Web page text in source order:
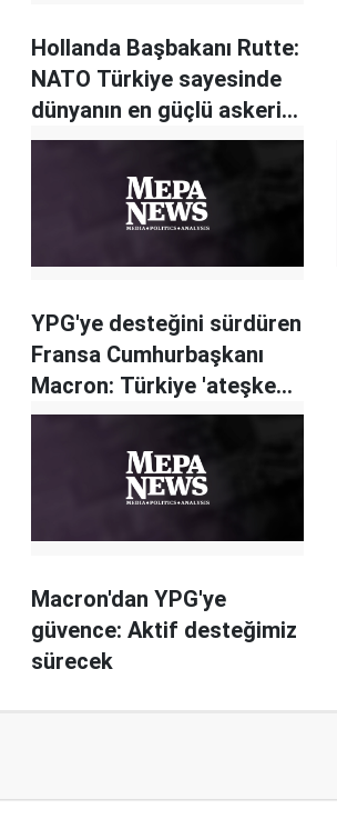
Hollanda Başbakanı Rutte:
NATO Türkiye sayesinde
dünyanın en güçlü askeri
birliği
YPG'ye desteğini sürdüren
Fransa Cumhurbaşkanı
Macron: Türkiye 'ateşkesi'
uzatmalı
Macron'dan YPG'ye
güvence: Aktif desteğimiz
sürecek